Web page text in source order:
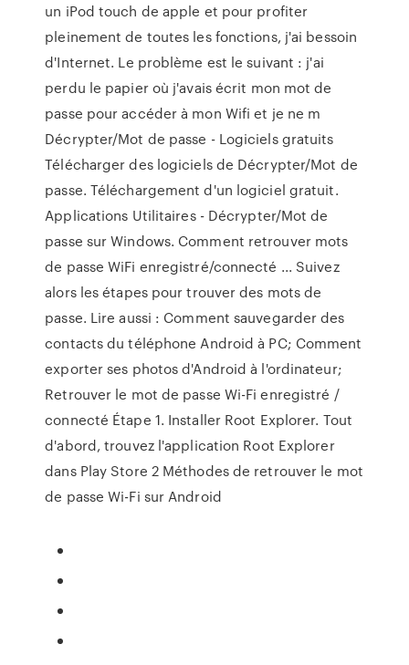
un iPod touch de apple et pour profiter
pleinement de toutes les fonctions, j'ai bessoin
d'Internet. Le problème est le suivant : j'ai
perdu le papier où j'avais écrit mon mot de
passe pour accéder à mon Wifi et je ne m
Décrypter/Mot de passe - Logiciels gratuits
Télécharger des logiciels de Décrypter/Mot de
passe. Téléchargement d'un logiciel gratuit.
Applications Utilitaires - Décrypter/Mot de
passe sur Windows. Comment retrouver mots
de passe WiFi enregistré/connecté ... Suivez
alors les étapes pour trouver des mots de
passe. Lire aussi : Comment sauvegarder des
contacts du téléphone Android à PC; Comment
exporter ses photos d'Android à l'ordinateur;
Retrouver le mot de passe Wi-Fi enregistré /
connecté Étape 1. Installer Root Explorer. Tout
d'abord, trouvez l'application Root Explorer
dans Play Store 2 Méthodes de retrouver le mot
de passe Wi-Fi sur Android